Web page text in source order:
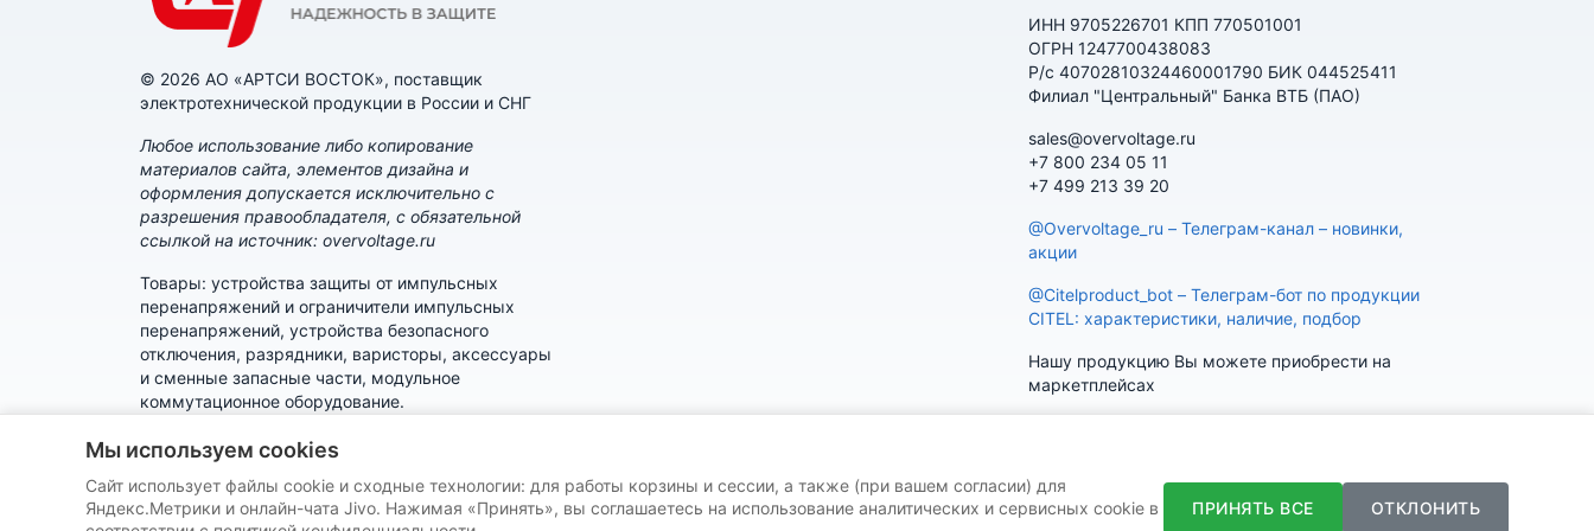
© 2026 АО «АРТСИ ВОСТОК», поставщик
электротехнической продукции в России и СНГ
Любое использование либо копирование
материалов сайта, элементов дизайна и
оформления допускается исключительно с
разрешения правообладателя, с обязательной
ссылкой на источник: overvoltage.ru
Товары: устройства защиты от импульсных
перенапряжений и ограничители импульсных
перенапряжений, устройства безопасного
отключения, разрядники, варисторы, аксессуары
и сменные запасные части, модульное
коммутационное оборудование.
Политика конфиденциальности
Пользовательское соглашение
ИНН 9705226701 КПП 770501001
ОГРН 1247700438083
Р/с 40702810324460001790 БИК 044525411
Филиал "Центральный" Банка ВТБ (ПАО)
sales@overvoltage.ru
+7 800 234 05 11
+7 499 213 39 20
@Overvoltage_ru – Телеграм-канал – новинки,
акции
@Citelproduct_bot – Телеграм-бот по продукции
CITEL: характеристики, наличие, подбор
Нашу продукцию Вы можете приобрести на
маркетплейсах
Мы используем cookies
Сайт использует файлы cookie и сходные технологии: для работы корзины и сессии, а также (при вашем согласии) для
Яндекс.Метрики и онлайн-чата Jivo. Нажимая «Принять», вы соглашаетесь на использование аналитических и сервисных cookie в
ПРИНЯТЬ ВСЕ ОТКЛОНИТЬ